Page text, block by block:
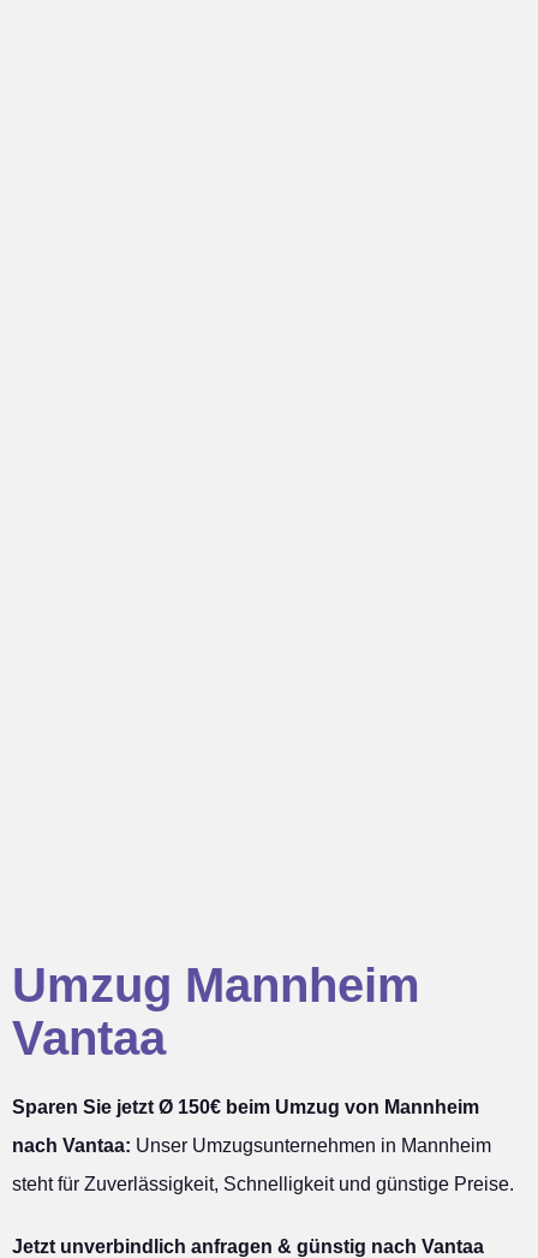
Umzug Mannheim
Vantaa
Sparen Sie jetzt Ø 150€ beim Umzug von Mannheim
nach Vantaa: Unser Umzugsunternehmen in Mannheim
steht für Zuverlässigkeit, Schnelligkeit und günstige Preise.
Jetzt unverbindlich anfragen & günstig nach Vantaa